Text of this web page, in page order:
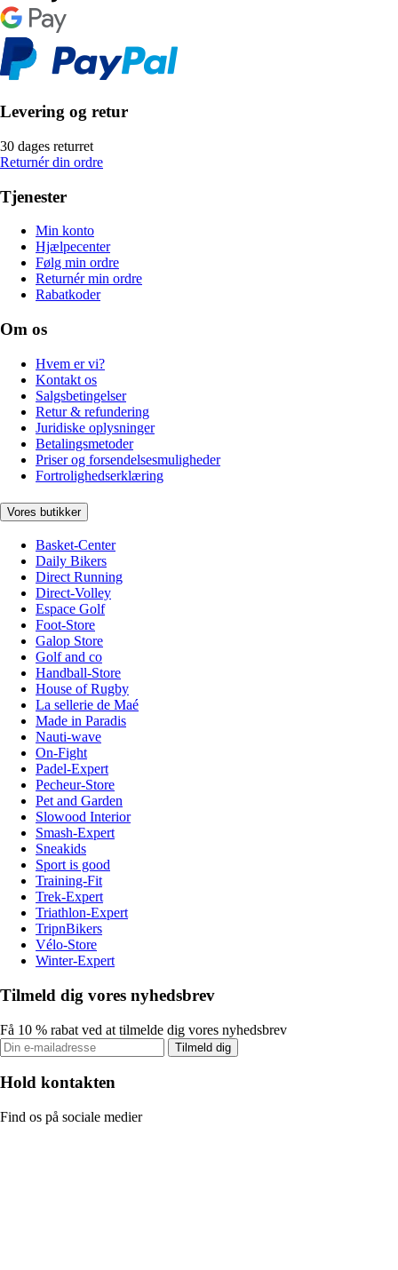
Levering og retur
30 dages returret
Returnér din ordre
Tjenester
Min konto
Hjælpecenter
Følg min ordre
Returnér min ordre
Rabatkoder
Om os
Hvem er vi?
Kontakt os
Salgsbetingelser
Retur & refundering
Juridiske oplysninger
Betalingsmetoder
Priser og forsendelsesmuligheder
Fortrolighedserklæring
Vores butikker
Basket-Center
Daily Bikers
Direct Running
Direct-Volley
Espace Golf
Foot-Store
Galop Store
Golf and co
Handball-Store
House of Rugby
La sellerie de Maé
Made in Paradis
Nauti-wave
On-Fight
Padel-Expert
Pecheur-Store
Pet and Garden
Slowood Interior
Smash-Expert
Sneakids
Sport is good
Training-Fit
Trek-Expert
Triathlon-Expert
TripnBikers
Vélo-Store
Winter-Expert
Tilmeld dig vores nyhedsbrev
Få 10 % rabat ved at tilmelde dig vores nyhedsbrev
Tilmeld dig
Hold kontakten
Find os på sociale medier